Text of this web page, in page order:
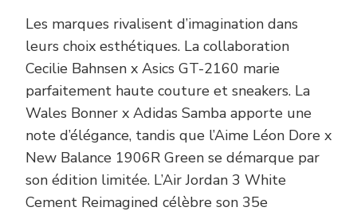
Les marques rivalisent d’imagination dans
leurs choix esthétiques. La collaboration
Cecilie Bahnsen x Asics GT-2160 marie
parfaitement haute couture et sneakers. La
Wales Bonner x Adidas Samba apporte une
note d’élégance, tandis que l’Aime Léon Dore x
New Balance 1906R Green se démarque par
son édition limitée. L’Air Jordan 3 White
Cement Reimagined célèbre son 35e